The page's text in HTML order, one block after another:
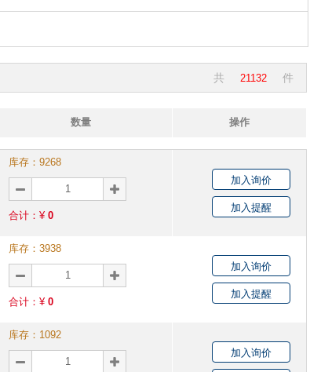
共 21132 件
数量 操作
库存： 9268
合计：¥ 0
加入询价
加入提醒
库存： 3938
合计：¥ 0
加入询价
加入提醒
库存： 1092
加入询价